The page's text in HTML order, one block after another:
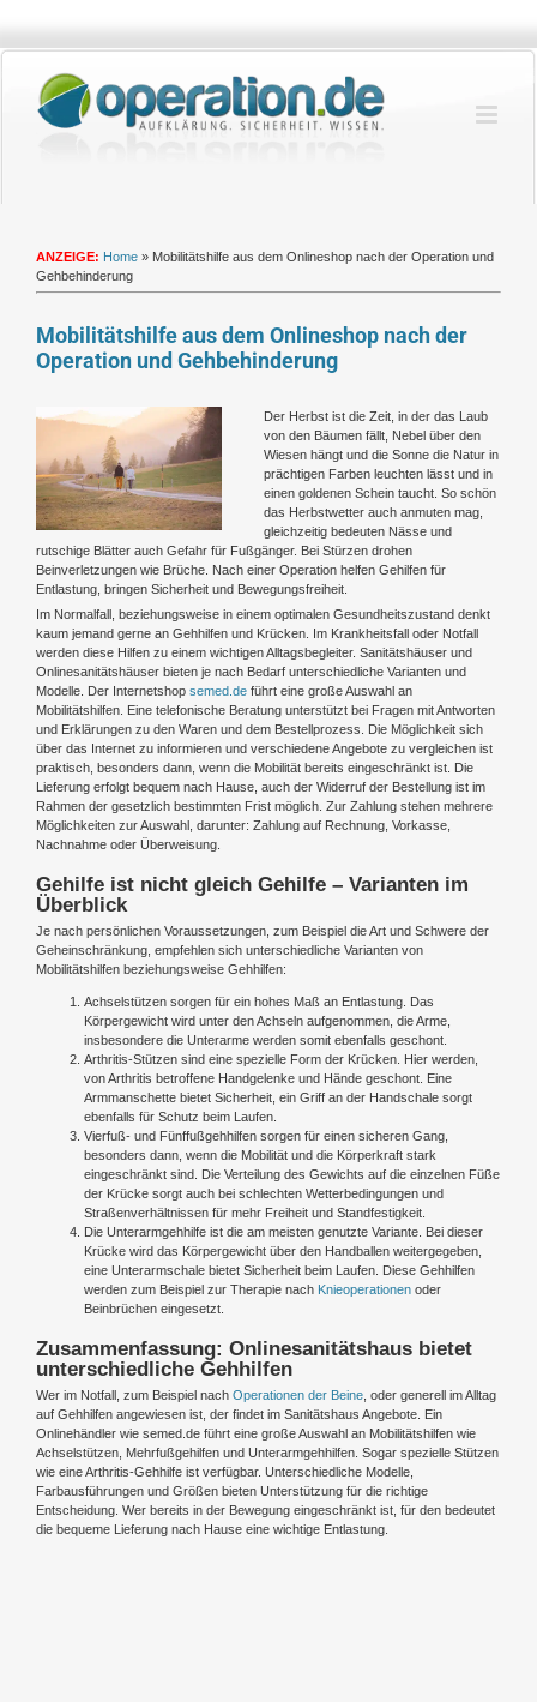
springen
ANZEIGE: Home » Mobilitätshilfe aus dem Onlineshop nach der Operation und
Gehbehinderung
Mobilitätshilfe aus dem Onlineshop nach der
Operation und Gehbehinderung
Zeige
Der Herbst ist die Zeit, in der das Laub
von den Bäumen fällt, Nebel über den
Wiesen hängt und die Sonne die Natur in
prächtigen Farben leuchten lässt und in
einen goldenen Schein taucht. So schön
das Herbstwetter auch anmuten mag,
gleichzeitig bedeuten Nässe und
rutschige Blätter auch Gefahr für Fußgänger. Bei Stürzen drohen
Beinverletzungen wie Brüche. Nach einer Operation helfen Gehilfen für
Entlastung, bringen Sicherheit und Bewegungsfreiheit.
Im Normalfall, beziehungsweise in einem optimalen Gesundheitszustand denkt
kaum jemand gerne an Gehhilfen und Krücken. Im Krankheitsfall oder Notfall
werden diese Hilfen zu einem wichtigen Alltagsbegleiter. Sanitätshäuser und
Onlinesanitätshäuser bieten je nach Bedarf unterschiedliche Varianten und
Modelle. Der Internetshop semed.de führt eine große Auswahl an
Mobilitätshilfen. Eine telefonische Beratung unterstützt bei Fragen mit Antworten
und Erklärungen zu den Waren und dem Bestellprozess. Die Möglichkeit sich
über das Internet zu informieren und verschiedene Angebote zu vergleichen ist
praktisch, besonders dann, wenn die Mobilität bereits eingeschränkt ist. Die
Lieferung erfolgt bequem nach Hause, auch der Widerruf der Bestellung ist im
Rahmen der gesetzlich bestimmten Frist möglich. Zur Zahlung stehen mehrere
Möglichkeiten zur Auswahl, darunter: Zahlung auf Rechnung, Vorkasse,
Nachnahme oder Überweisung.
Gehilfe ist nicht gleich Gehilfe – Varianten im
Überblick
Je nach persönlichen Voraussetzungen, zum Beispiel die Art und Schwere der
Geheinschränkung, empfehlen sich unterschiedliche Varianten von
Mobilitätshilfen beziehungsweise Gehhilfen:
Achselstützen sorgen für ein hohes Maß an Entlastung. Das
Körpergewicht wird unter den Achseln aufgenommen, die Arme,
insbesondere die Unterarme werden somit ebenfalls geschont.
Arthritis-Stützen sind eine spezielle Form der Krücken. Hier werden,
von Arthritis betroffene Handgelenke und Hände geschont. Eine
Armmanschette bietet Sicherheit, ein Griff an der Handschale sorgt
ebenfalls für Schutz beim Laufen.
Vierfuß- und Fünffußgehhilfen sorgen für einen sicheren Gang,
besonders dann, wenn die Mobilität und die Körperkraft stark
eingeschränkt sind. Die Verteilung des Gewichts auf die einzelnen Füße
der Krücke sorgt auch bei schlechten Wetterbedingungen und
Straßenverhältnissen für mehr Freiheit und Standfestigkeit.
Die Unterarmgehhilfe ist die am meisten genutzte Variante. Bei dieser
Krücke wird das Körpergewicht über den Handballen weitergegeben,
eine Unterarmschale bietet Sicherheit beim Laufen. Diese Gehhilfen
werden zum Beispiel zur Therapie nach Knieoperationen oder
Beinbrüchen eingesetzt.
Zusammenfassung: Onlinesanitätshaus bietet
unterschiedliche Gehhilfen
Wer im Notfall, zum Beispiel nach Operationen der Beine , oder generell im Alltag
auf Gehhilfen angewiesen ist, der findet im Sanitätshaus Angebote. Ein
Onlinehändler wie semed.de führt eine große Auswahl an Mobilitätshilfen wie
Achselstützen, Mehrfußgehilfen und Unterarmgehhilfen. Sogar spezielle Stützen
wie eine Arthritis-Gehhilfe ist verfügbar. Unterschiedliche Modelle,
Farbausführungen und Größen bieten Unterstützung für die richtige
Entscheidung. Wer bereits in der Bewegung eingeschränkt ist, für den bedeutet
die bequeme Lieferung nach Hause eine wichtige Entlastung.